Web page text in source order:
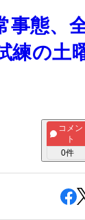
事態、
練の土
コメン
ト
0件